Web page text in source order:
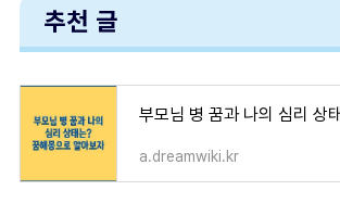
추천 글
a.dreamwiki.kr